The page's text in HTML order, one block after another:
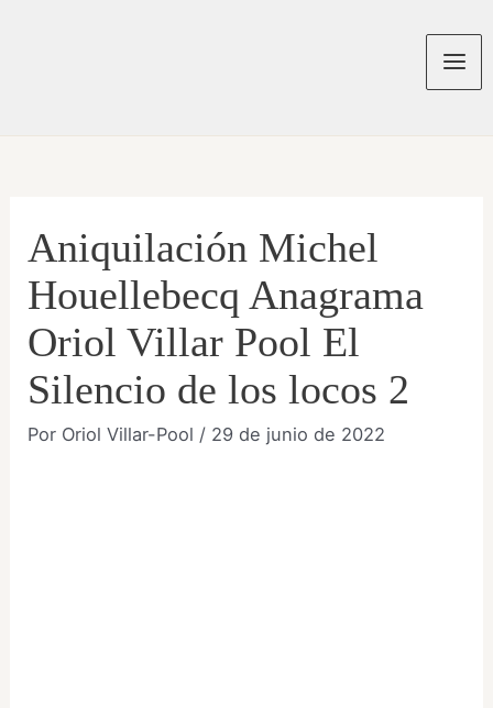
Aniquilación Michel
Houellebecq Anagrama
Oriol Villar Pool El
Silencio de los locos 2
Por Oriol Villar-Pool / 29 de junio de 2022